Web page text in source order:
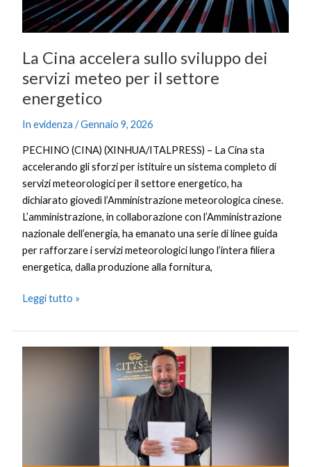
La Cina accelera sullo sviluppo dei
servizi meteo per il settore
energetico
In evidenza /Gennaio 9, 2026
PECHINO (CINA) (XINHUA/ITALPRESS) – La Cina sta
accelerando gli sforzi per istituire un sistema completo di
servizi meteorologici per il settore energetico, ha
dichiarato giovedì l’Amministrazione meteorologica cinese.
L’amministrazione, in collaborazione con l’Amministrazione
nazionale dell’energia, ha emanato una serie di linee guida
per rafforzare i servizi meteorologici lungo l’intera filiera
energetica, dalla produzione alla fornitura,
meteo
per
settore
energetico
Leggi tutto »